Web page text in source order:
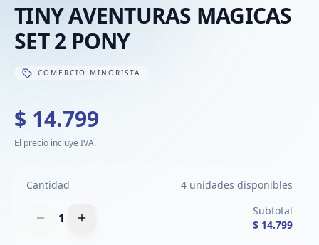
TINY AVENTURAS MAGICAS
SET 2 PONY
COMERCIO MINORISTA
$ 14.799
El precio incluye IVA.
Cantidad 4 unidades disponibles
1
Subtotal
$ 14.799